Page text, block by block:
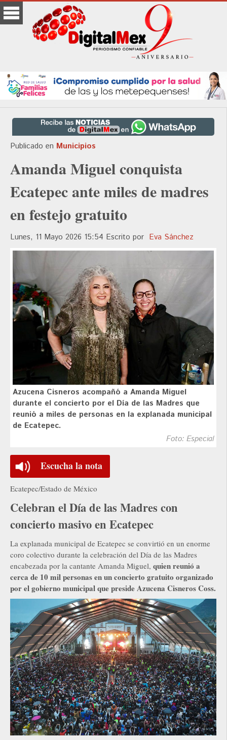
Publicado en Municipios
Amanda Miguel conquista
Ecatepec ante miles de madres
en festejo gratuito
Lunes, 11 Mayo 2026 15:54 Escrito por Eva Sánchez
Azucena Cisneros acompañó a Amanda Miguel
durante el concierto por el Día de las Madres que
reunió a miles de personas en la explanada municipal
de Ecatepec.
Foto: Especial
Escucha la nota
Ecatepec/Estado de México
Celebran el Día de las Madres con
concierto masivo en Ecatepec
La explanada municipal de Ecatepec se convirtió en un enorme
coro colectivo durante la celebración del Día de las Madres
encabezada por la cantante Amanda Miguel, quien reunió a
cerca de 10 mil personas en un concierto gratuito organizado
por el gobierno municipal que preside Azucena Cisneros Coss.